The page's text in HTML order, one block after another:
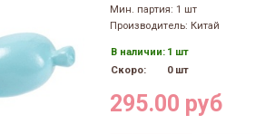
Мин. партия: 1 шт
Производитель: Китай
В наличии: 1 шт
Скоро:
0 шт
295.00 руб